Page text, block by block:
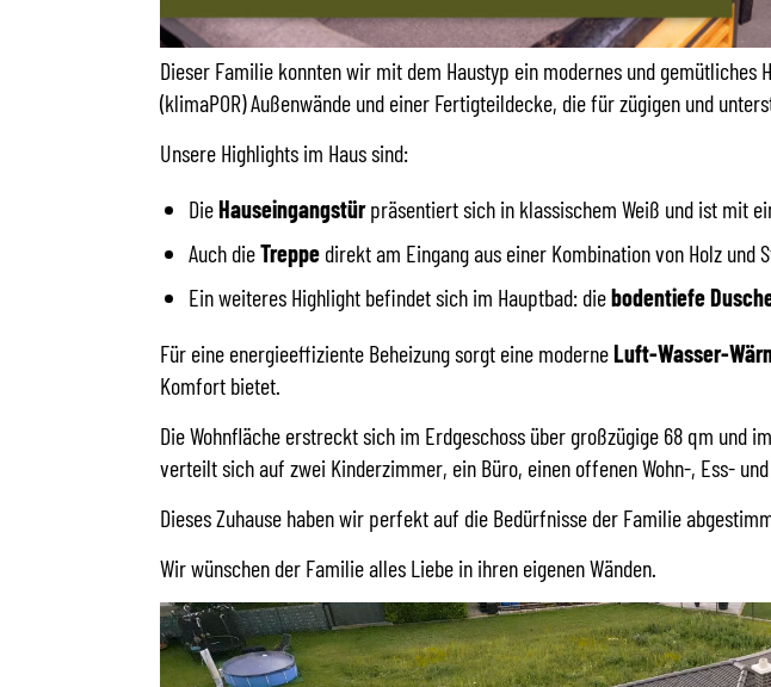
Dieser Familie konnten wir mit dem Haustyp ein modernes und
(klimaPOR) Außenwände und einer Fertigteildecke, die für zügigen und
Unsere Highlights im Haus sind:
DieHauseingangstürpräsentiert sich in klassischem Weiß und ist mit
Auch dieTreppe direkt am Eingang aus einer Kombination von Holz und
Ein weiteres Highlight befindet sich im Hauptbad: diebodentiefe
Für eine energieeffiziente Beheizung sorgt eine moderneLuft-Wasser-
Komfort bietet.
Die Wohnfläche erstreckt sich im Erdgeschoss über großzügige 68 qm und
verteilt sich auf zwei Kinderzimmer, ein Büro, einen offenen Wohn-, Ess-
Dieses Zuhause haben wir perfekt auf die Bedürfnisse der Familie
Wir wünschen der Familie alles Liebe in ihren eigenen Wänden.